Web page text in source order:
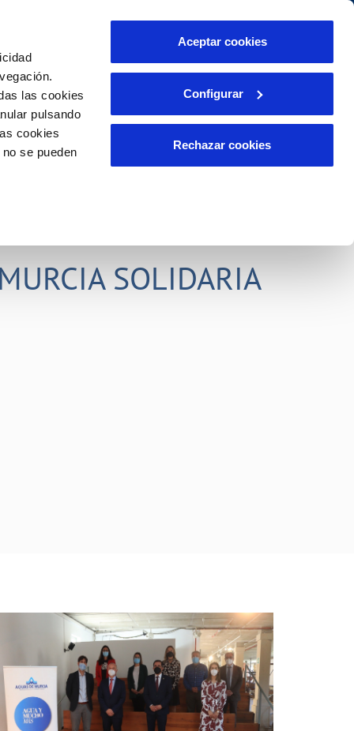
las cookies
pulsando
cookies
se pueden
Aceptar cookies
Configurar
Rechazar cookies
INCIDENCIAS
Comunica anomalías o posibles
PORTAL DE TRANSPARENCIA
Área de clientes
SOLIDARIA